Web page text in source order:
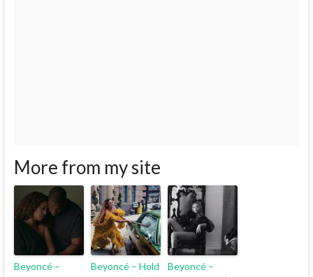
More from my site
Beyoncé –
Beyoncé – Hold
Beyoncé –